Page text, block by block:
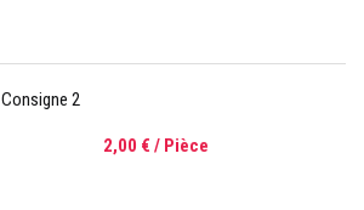
Consigne 2
2,00 € / Pièce